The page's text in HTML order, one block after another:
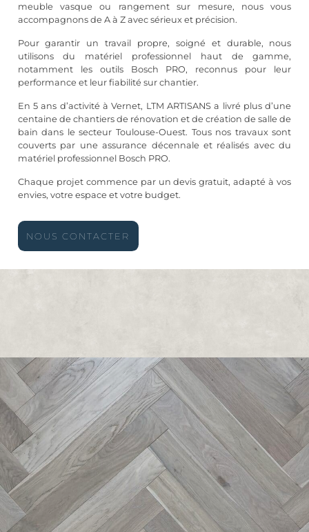
meuble vasque ou rangement sur mesure, nous vous
accompagnons de A à Z avec sérieux et précision.
Pour garantir un travail propre, soigné et durable, nous
utilisons du matériel professionnel haut de gamme,
notamment les outils Bosch PRO, reconnus pour leur
performance et leur fiabilité sur chantier.
En 5 ans d’activité à Vernet, LTM ARTISANS a livré plus d’une
centaine de chantiers de rénovation et de création de salle de
bain dans le secteur Toulouse-Ouest. Tous nos travaux sont
couverts par une assurance décennale et réalisés avec du
matériel professionnel Bosch PRO.
Chaque projet commence par un devis gratuit, adapté à vos
envies, votre espace et votre budget.
NOUS CONTACTER